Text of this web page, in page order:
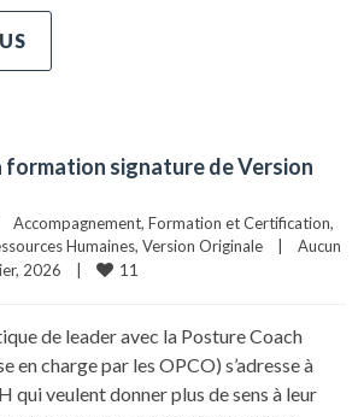
formation signature de Version
Accompagnement, Formation et Certification
Humaines, Version Originale
Aucun
2026 11
de leader avec la Posture Coach
charge par les OPCO) s’adresse à
qui veulent donner plus de sens à leur